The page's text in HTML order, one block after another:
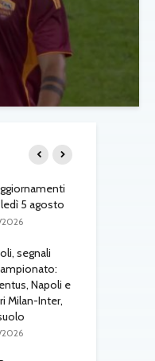
5 agosto
segnali
Napoli e
Milan-Inter,